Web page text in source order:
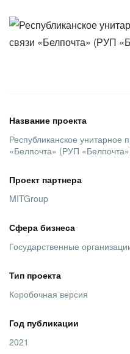
Название проекта
Республиканское унитарное
«Белпочта» (РУП
Проект партнера
MITGroup
Сфера бизнеса
Государственные
Тип проекта
Коробочная версия
Год публикации
2021